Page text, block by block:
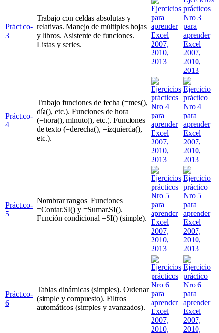
Práctico-
3
Trabajo con celdas absolutas y
relativas. Manejo de múltiples hojas
y libros. Asistente de funciones.
Listas y series.
Práctico-
4
Trabajo funciones de fecha (=mes(),
día(), etc.). Funciones de hora
(=hora(), minuto(), etc.). Funciones
de texto (=derecha(), =izquierda(),
etc.).
Práctico-
5
Nombrar rangos. Funciones
=Contar.SI() y =Sumar.SI().
Función condicional =SI() (simple).
Práctico-
6
Tablas dinámicas (simples). Ordenar
(simple y compuesto). Filtros
automáticos (simples y avanzados).